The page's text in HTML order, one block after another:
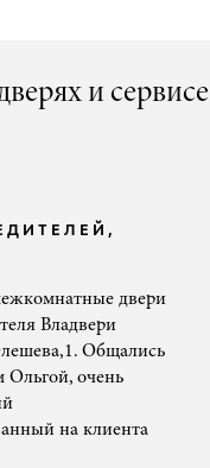
и сервисе
двери
Владвери
Общались
Ольгой, очень
на клиента